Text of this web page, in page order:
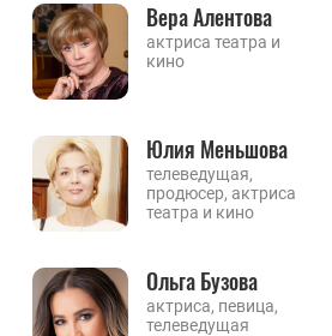
Вера Алентова
актриса театра и
кино
Юлия Меньшова
телеведущая,
продюсер, актриса
театра и кино
Ольга Бузова
актриса, певица,
телеведущая